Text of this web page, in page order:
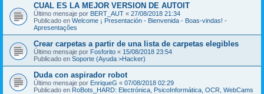
CUAL ES LA MEJOR VERSION DE AUTOIT
Último mensaje por BERT_AUT « 27/08/2018 21:34
Publicado en Welcome ¡ Presentación - Bienvenida - Boas-vindas! -
Apresentações
Crear carpetas a partir de una lista de carpetas elegibles
Último mensaje por Fosforito « 15/08/2018 23:54
Publicado en Soporte (Ayuda >Hacker)
Duda con aspirador robot
Último mensaje por EnriqueG « 07/08/2018 02:29
Publicado en RoBots_HARD: Electrónica, PsicoInformática, OCR, WebCams